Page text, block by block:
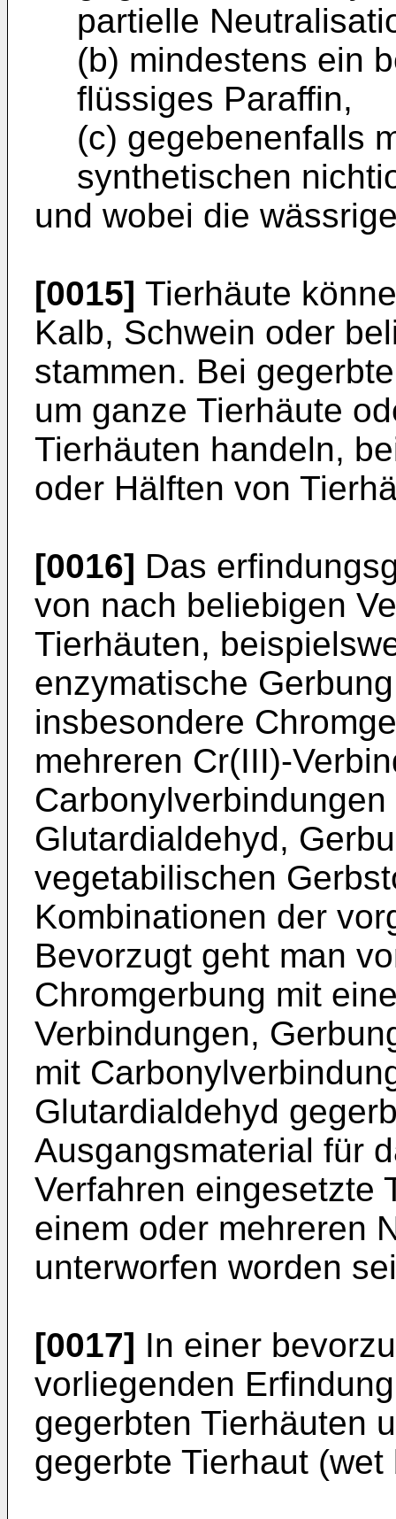
partielle
(b) mindestens ein
flüssiges Paraffin,
(c) gegebenenfalls
synthetischen
und wobei die
[0015] Tierhäute
Kalb, Schwein oder
stammen. Bei
um ganze Tierhäute
Tierhäuten handeln,
oder Hälften von
[0016] Das
von nach beliebigen
Tierhäuten,
enzymatische
insbesondere
mehreren Cr(III)-
Glutardialdehyd,
vegetabilischen
Kombinationen der
Bevorzugt geht man
Chromgerbung mit
Verbindungen,
mit
Glutardialdehyd
Ausgangsmaterial für
Verfahren eingesetzte
einem oder mehreren
unterworfen worden
[0017] In einer
vorliegenden
gegerbten Tierhäuten
gegerbte Tierhaut (wet